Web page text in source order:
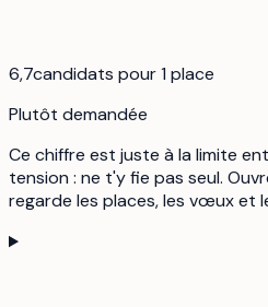
6,7candidats pour 1 place
Plutôt demandée
Ce chiffre est juste à la limite
tension : ne t'y fie pas seul.
regarde les places, les vœux et